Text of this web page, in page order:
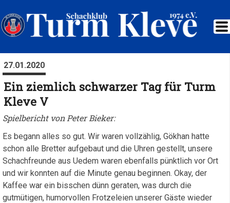
27.01.2020
Ein ziemlich schwarzer Tag für Turm
Kleve V
Spielbericht von Peter Bieker:
Es begann alles so gut. Wir waren vollzählig, Gökhan hatte
schon alle Bretter aufgebaut und die Uhren gestellt, unsere
Schachfreunde aus Uedem waren ebenfalls pünktlich vor Ort
und wir konnten auf die Minute genau beginnen. Okay, der
Kaffee war ein bisschen dünn geraten, was durch die
gutmütigen, humorvollen Frotzeleien unserer Gäste wieder